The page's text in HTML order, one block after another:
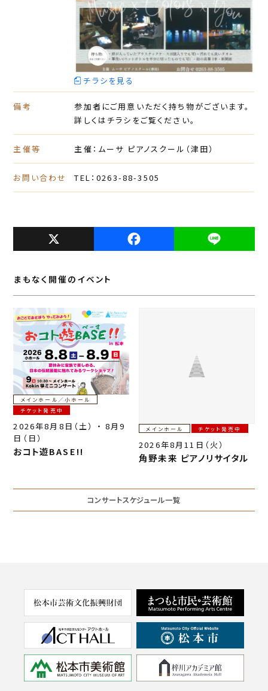
チラシを見る
備考
参加者にご用意いただく持ち物がございます。
詳しくはチラシをご覧ください。
主催等 主催：ムーサ ピアノスクール（津田）
お問い合わせ TEL：0263-88-3505
X
F
a
L
i
まもなく開催のイベント
メインホール／小ホール
チケット発売中
2026年8月8日（土） ・ 8月9
日（日）
おコト遊BASE!!
メインホール チケット発売中
2026年8月11日（火）
角野未来 ピアノリサイタル
コンサートスケジュール一覧